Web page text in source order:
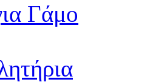
Γάμο